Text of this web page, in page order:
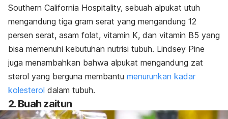
Southern California Hospitality, sebuah alpukat utuh
mengandung tiga gram serat yang mengandung 12
persen serat, asam folat, vitamin K, dan vitamin B5 yang
bisa memenuhi kebutuhan nutrisi tubuh. Lindsey Pine
juga menambahkan bahwa alpukat mengandung zat
sterol yang berguna membantu menurunkan kadar
kolesterol dalam tubuh.
2. Buah zaitun